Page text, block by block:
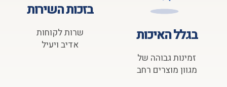
בגלל האיכות
זמינות גבוהה של
מגוון מוצרים רחב
בזכות השירות
שרות לקוחות
אדיב ויעיל